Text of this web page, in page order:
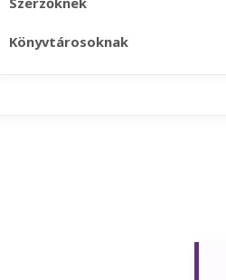
Könyvtárosoknak